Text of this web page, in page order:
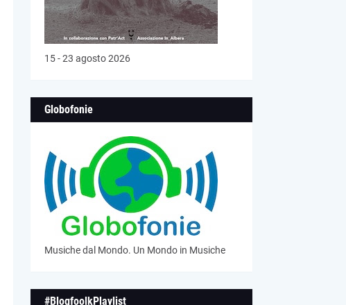
15 - 23 agosto 2026
Globofonie
Musiche dal Mondo. Un Mondo in Musiche
#BlogfoolkPlaylist